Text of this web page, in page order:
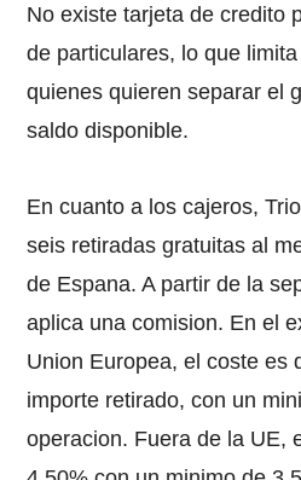
No existe tarjeta de credito
de particulares, lo que
quienes quieren separar el
saldo disponible.
En cuanto a los cajeros,
seis retiradas gratuitas al
de Espana. A partir de la
aplica una comision. En el
Union Europea, el coste es
importe retirado, con un
operacion. Fuera de la UE,